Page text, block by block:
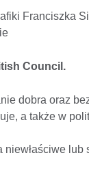
Franciszka
Council.
dobra oraz
a także w
lub